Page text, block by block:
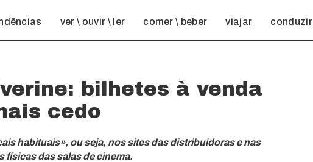
ver \ ouvir \ ler comer \ beber viajar conduzir
bilhetes à venda
cedo
habituais», ou seja, nos sites das distribuidoras e nas
físicas das salas de cinema.